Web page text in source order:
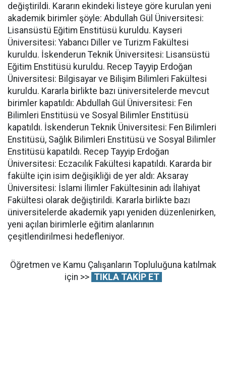
değiştirildi. Kararın ekindeki listeye göre kurulan yeni
akademik birimler şöyle: Abdullah Gül Üniversitesi:
Lisansüstü Eğitim Enstitüsü kuruldu. Kayseri
Üniversitesi: Yabancı Diller ve Turizm Fakültesi
kuruldu. İskenderun Teknik Üniversitesi: Lisansüstü
Eğitim Enstitüsü kuruldu. Recep Tayyip Erdoğan
Üniversitesi: Bilgisayar ve Bilişim Bilimleri Fakültesi
kuruldu. Kararla birlikte bazı üniversitelerde mevcut
birimler kapatıldı: Abdullah Gül Üniversitesi: Fen
Bilimleri Enstitüsü ve Sosyal Bilimler Enstitüsü
kapatıldı. İskenderun Teknik Üniversitesi: Fen Bilimleri
Enstitüsü, Sağlık Bilimleri Enstitüsü ve Sosyal Bilimler
Enstitüsü kapatıldı. Recep Tayyip Erdoğan
Üniversitesi: Eczacılık Fakültesi kapatıldı. Kararda bir
fakülte için isim değişikliği de yer aldı: Aksaray
Üniversitesi: İslami İlimler Fakültesinin adı İlahiyat
Fakültesi olarak değiştirildi. Kararla birlikte bazı
üniversitelerde akademik yapı yeniden düzenlenirken,
yeni açılan birimlerle eğitim alanlarının
çeşitlendirilmesi hedefleniyor.
Öğretmen ve Kamu Çalışanların Topluluğuna katılmak
için >> TIKLA TAKİP ET